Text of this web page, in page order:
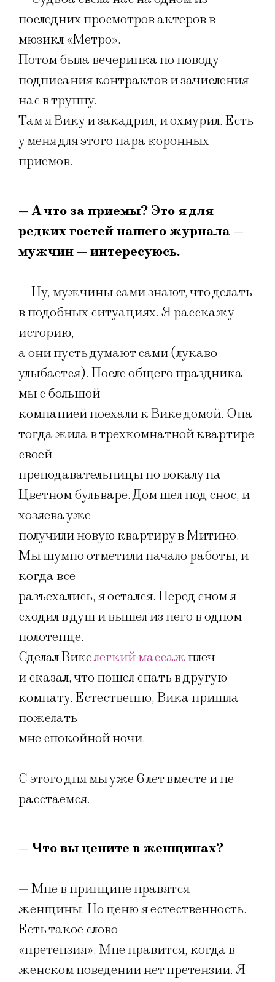
последних просмотров актеров в
мюзикл «Метро».
Потом была вечеринка по поводу
подписания контрактов и зачисления
нас в труппу.
Там я Вику и закадрил, и охмурил. Есть
у меня для этого пара коронных
приемов.
— А что за приемы? Это я для
редких гостей нашего журнала —
мужчин — интересуюсь.
— Ну, мужчины сами знают, что делать
в подобных ситуациях. Я расскажу
историю,
а они пусть думают сами (лукаво
улыбается). После общего праздника
мы с большой
компанией поехали к Вике домой. Она
тогда жила в трехкомнатной квартире
своей
преподавательницы по вокалу на
Цветном бульваре. Дом шел под снос, и
хозяева уже
получили новую квартиру в Митино.
Мы шумно отметили начало работы, и
когда все
разъехались, я остался. Перед сном я
сходил в душ и вышел из него в одном
полотенце.
Сделал Викелегкий массаж плеч
и сказал, что пошел спать в другую
комнату. Естественно, Вика пришла
пожелать
мне спокойной ночи.
С этого дня мы уже 6 лет вместе и не
расстаемся.
— Что вы цените в женщинах?
— Мне в принципе нравятся
женщины. Но ценю я естественность.
Есть такое слово
«претензия». Мне нравится, когда в
женском поведении нет претензии. Я